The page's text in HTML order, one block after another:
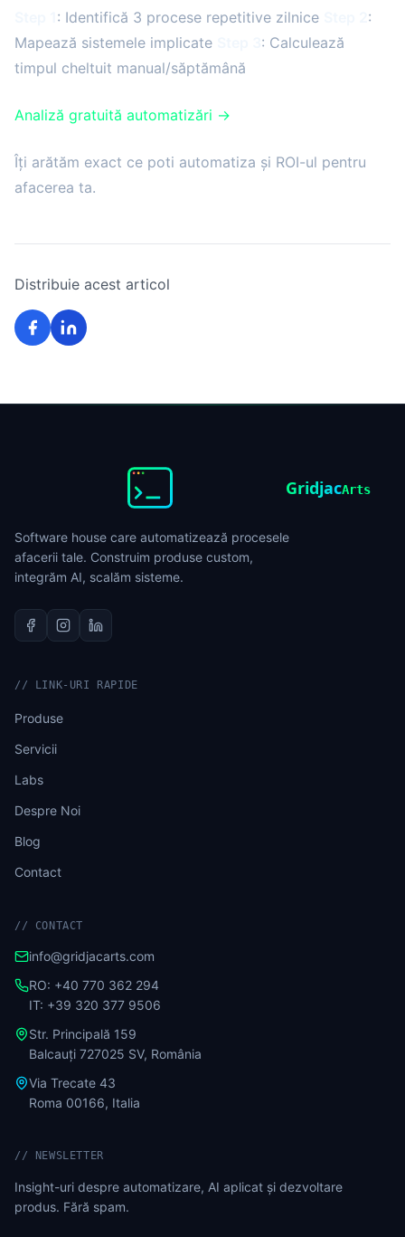
: Identifică 3 procese repetitive zilnice
:
Mapează sistemele implicate
: Calculează
timpul cheltuit manual/săptămână
Analiză gratuită automatizări →
Îți arătăm exact ce poti automatiza și ROI-ul pentru
afacerea ta.
Distribuie acest articol
GridjacArts
Software house care automatizează procesele
afacerii tale. Construim produse custom,
integrăm AI, scalăm sisteme.
// LINK-URI RAPIDE
Produse
Servicii
Labs
Despre Noi
Blog
Contact
// CONTACT
info@gridjacarts.com
RO: +40 770 362 294
IT: +39 320 377 9506
Str. Principală 159
Balcauți 727025 SV, România
Via Trecate 43
Roma 00166, Italia
// NEWSLETTER
Insight-uri despre automatizare, AI aplicat și dezvoltare
produs. Fără spam.